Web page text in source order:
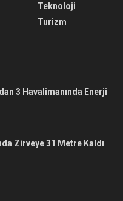
Teknoloji
Turizm
3 Havalimanında Enerji
Zirveye 31 Metre Kaldı